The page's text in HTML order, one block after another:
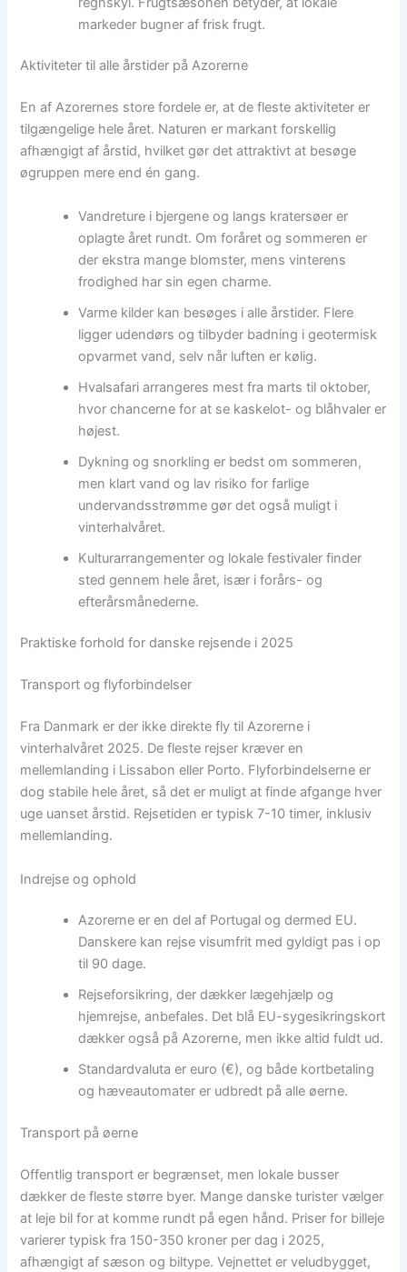
markeder bugner af frisk frugt.
Aktiviteter til alle årstider på Azorerne
En af Azorernes store fordele er, at de fleste aktiviteter er
tilgængelige hele året. Naturen er markant forskellig
afhængigt af årstid, hvilket gør det attraktivt at besøge
øgruppen mere end én gang.
Vandreture i bjergene og langs kratersøer er
oplagte året rundt. Om foråret og sommeren er
der ekstra mange blomster, mens vinterens
frodighed har sin egen charme.
Varme kilder kan besøges i alle årstider. Flere
ligger udendørs og tilbyder badning i geotermisk
opvarmet vand, selv når luften er kølig.
Hvalsafari arrangeres mest fra marts til oktober,
hvor chancerne for at se kaskelot- og blåhvaler er
højest.
Dykning og snorkling er bedst om sommeren,
men klart vand og lav risiko for farlige
undervandsstrømme gør det også muligt i
vinterhalvåret.
Kulturarrangementer og lokale festivaler finder
sted gennem hele året, især i forårs- og
efterårsmånederne.
Praktiske forhold for danske rejsende i 2025
Transport og flyforbindelser
Fra Danmark er der ikke direkte fly til Azorerne i
vinterhalvåret 2025. De fleste rejser kræver en
mellemlanding i Lissabon eller Porto. Flyforbindelserne er
dog stabile hele året, så det er muligt at finde afgange hver
uge uanset årstid. Rejsetiden er typisk 7-10 timer, inklusiv
mellemlanding.
Indrejse og ophold
Azorerne er en del af Portugal og dermed EU.
Danskere kan rejse visumfrit med gyldigt pas i op
til 90 dage.
Rejseforsikring, der dækker lægehjælp og
hjemrejse, anbefales. Det blå EU-sygesikringskort
dækker også på Azorerne, men ikke altid fuldt ud.
Standardvaluta er euro (€), og både kortbetaling
og hæveautomater er udbredt på alle øerne.
Transport på øerne
Offentlig transport er begrænset, men lokale busser
dækker de fleste større byer. Mange danske turister vælger
at leje bil for at komme rundt på egen hånd. Priser for billeje
varierer typisk fra 150-350 kroner per dag i 2025,
afhængigt af sæson og biltype. Vejnettet er veludbygget,